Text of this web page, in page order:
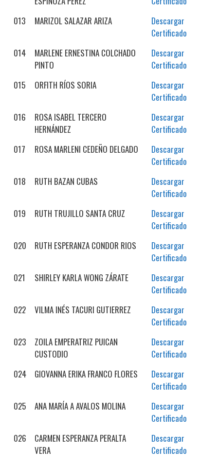
013
MARIZOL SALAZAR ARIZA
Descargar
Certificado
014
MARLENE ERNESTINA COLCHADO
PINTO
Descargar
Certificado
015
ORFITH RÍOS SORIA
Descargar
Certificado
016
ROSA ISABEL TERCERO
HERNÁNDEZ
Descargar
Certificado
017
ROSA MARLENI CEDEÑO DELGADO
Descargar
Certificado
018
RUTH BAZAN CUBAS
Descargar
Certificado
019
RUTH TRUJILLO SANTA CRUZ
Descargar
Certificado
020
RUTH ESPERANZA CONDOR RIOS
Descargar
Certificado
021
SHIRLEY KARLA WONG ZÁRATE
Descargar
Certificado
022
VILMA INÉS TACURI GUTIERREZ
Descargar
Certificado
023
ZOILA EMPERATRIZ PUICAN
CUSTODIO
Descargar
Certificado
024
GIOVANNA ERIKA FRANCO FLORES
Descargar
Certificado
025
ANA MARÍA A AVALOS MOLINA
Descargar
Certificado
026
CARMEN ESPERANZA PERALTA
VERA
Descargar
Certificado